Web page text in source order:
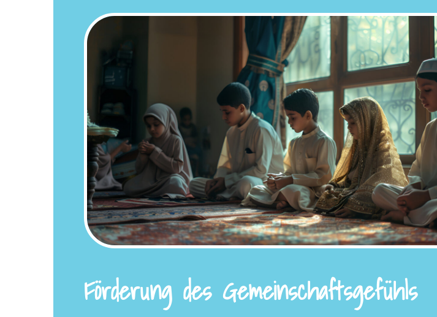
Förderung des Gemeinschaftsgefühls